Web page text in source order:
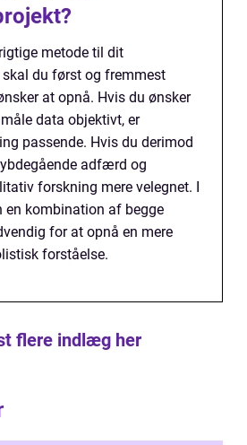
metode til dit
du først og fremmest
at opnå. Hvis du ønsker
data objektivt, er
passende. Hvis du derimod
adfærd og
forskning mere velegnet. I
kombination af begge
for at opnå en mere
forståelse.
flere indlæg her